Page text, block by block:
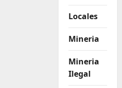
Locales
Mineria
Mineria
Ilegal